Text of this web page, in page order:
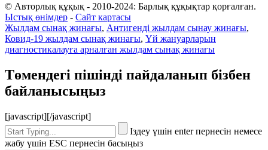
© Авторлық құқық - 2010-2024: Барлық құқықтар қорғалған.
Ыстық өнімдер - Сайт картасы
Жылдам сынақ жинағы, Антигенді жылдам сынау жинағы,
Ковид-19 жылдам сынақ жинағы, Үй жануарларын
диагностикалауға арналған жылдам сынақ жинағы
Төмендегі пішінді пайдаланып бізбен
байланысыңыз
[javascript][/javascript]
Іздеу үшін enter пернесін немесе
жабу үшін ESC пернесін басыңыз